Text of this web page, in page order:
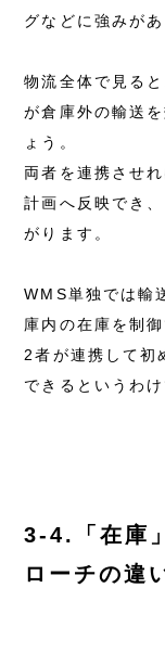
グなどに強みがあ
物流全体で見る
が倉庫外の輸送
ょう。
両者を連携させ
計画へ反映でき
がります。
WMS単独では輸
庫内の在庫を制御
2者が連携して初
できるというわけ
3-4.「在庫
ローチの違